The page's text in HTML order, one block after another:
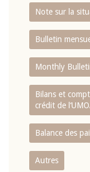
Note sur la
Bulletin
Monthly
Bilans et
crédit de
Balance des
Autres